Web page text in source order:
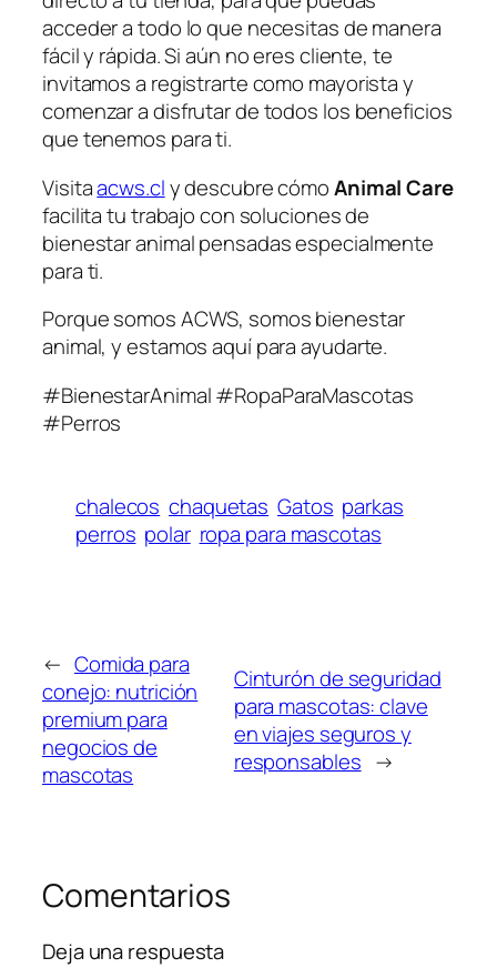
acceder a todo lo que necesitas de manera
fácil y rápida. Si aún no eres cliente, te
invitamos a registrarte como mayorista y
comenzar a disfrutar de todos los beneficios
que tenemos para ti.
Visitaacws.cly descubre cómoAnimal Care
facilita tu trabajo con soluciones de
bienestar animal pensadas especialmente
para ti.
Porque somos ACWS, somos bienestar
animal, y estamos aquí para ayudarte.
#BienestarAnimal #RopaParaMascotas
#Perros
chalecos chaquetas Gatos parkas
perros polar ropa para mascotas
← Comida para
conejo: nutrición
premium para
negocios de
mascotas
Cinturón de seguridad
para mascotas: clave
en viajes seguros y
responsables →
Comentarios
Deja una respuesta